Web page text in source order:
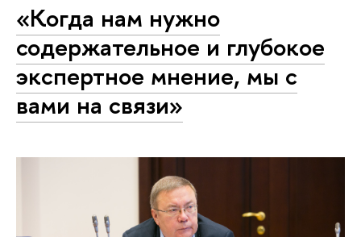
«Когда нам нужно
содержательное и глубокое
экспертное мнение, мы с
вами на связи»